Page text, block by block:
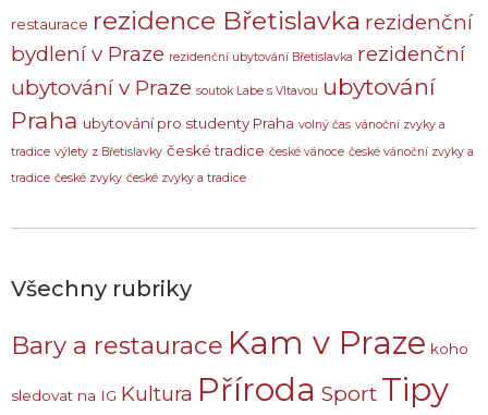
restaurace rezidence Břetislavka rezidenční
bydlení v Praze rezidenční ubytování Břetislavka rezidenční
ubytování v Praze soutok Labe s Vltavou ubytování
Praha ubytování pro studenty Praha volný čas vánoční zvyky a
tradice výlety z Břetislavky české tradice české vánoce české vánoční zvyky a
tradice české zvyky české zvyky a tradice
Všechny rubriky
Bary a restaurace Kam v Praze koho
sledovat na IG Kultura Příroda Sport Tipy